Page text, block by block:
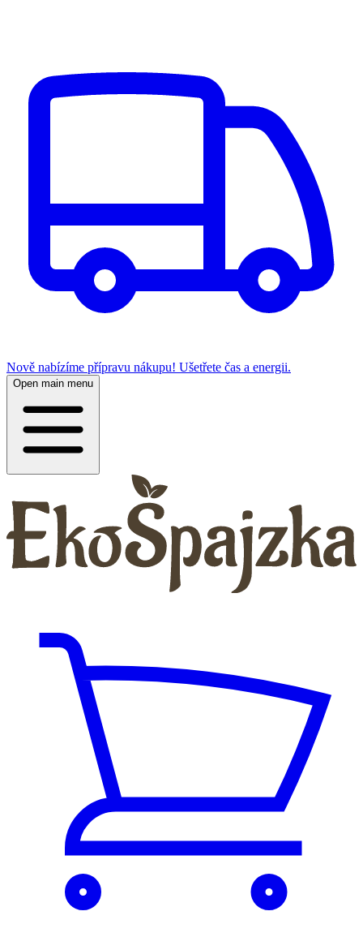
Nově nabízíme přípravu nákupu! Ušetřete čas a energii.
Open main menu